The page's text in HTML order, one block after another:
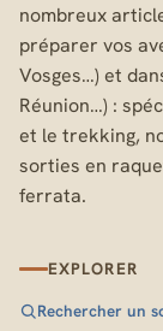
nombreux
préparer vos
Vosges…) et
Réunion…) :
et le trekking,
sorties en
ferrata.
EXPLORER
Rechercher un